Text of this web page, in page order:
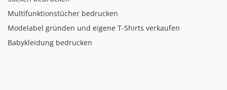
Multifunktionstücher bedrucken
Modelabel gründen und eigene T-Shirts verkaufen
Babykleidung bedrucken